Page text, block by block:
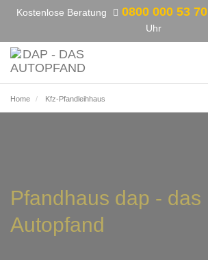
Kostenlose Beratung 0800 000 53 70
Uhr
Home Kfz-Pfandleihhaus
Pfandhaus dap - das
Autopfand